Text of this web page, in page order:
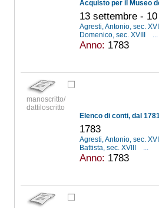
13 settembre -
Agresti, Antonio, sec.
Domenico, sec. XVIII
...
Anno: 1783
manoscritto/
dattiloscritto
1783
Agresti, Antonio, sec.
Battista, sec. XVIII
...
Anno: 1783